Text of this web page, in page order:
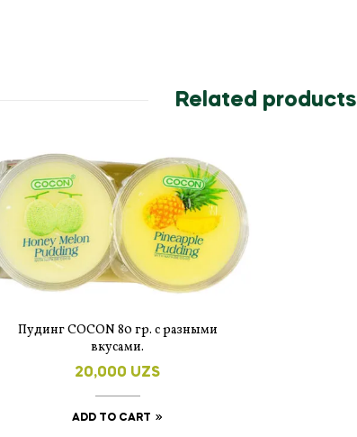
Related products
Пудинг COCON 80 гр. с разными
вкусами.
20,000 UZS
ADD TO CART